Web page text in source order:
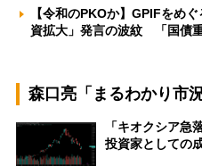
【令和のPKOか】GPIFをめ
資拡大」発言の波紋 「国債
森口亮「まるわかり市況
「キオクシア
投資家としての